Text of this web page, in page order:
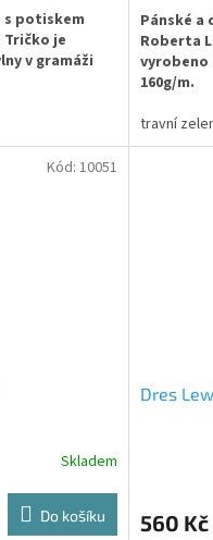
s potiskem
je
v gramáži
z
5
hvězdiček.
Pánské
Roberta
vyrobeno
160g/m.
travní
Skladem
Do košíku
Kód: 10051
Dres
je
560 Kč